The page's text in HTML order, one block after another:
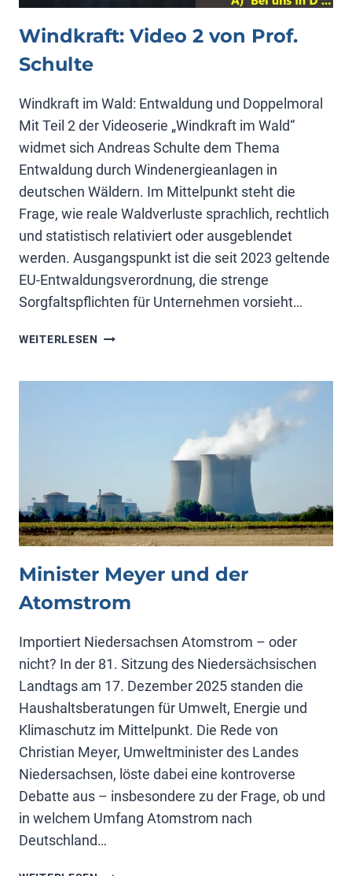
Windkraft: Video 2 von Prof.
Schulte
Windkraft im Wald: Entwaldung und Doppelmoral
Mit Teil 2 der Videoserie „Windkraft im Wald“
widmet sich Andreas Schulte dem Thema
Entwaldung durch Windenergieanlagen in
deutschen Wäldern. Im Mittelpunkt steht die
Frage, wie reale Waldverluste sprachlich, rechtlich
und statistisch relativiert oder ausgeblendet
werden. Ausgangspunkt ist die seit 2023 geltende
EU-Entwaldungsverordnung, die strenge
Sorgfaltspflichten für Unternehmen vorsieht…
WEITERLESEN WINDKRAFT:
Minister Meyer und der
Atomstrom
Importiert Niedersachsen Atomstrom – oder
nicht? In der 81. Sitzung des Niedersächsischen
Landtags am 17. Dezember 2025 standen die
Haushaltsberatungen für Umwelt, Energie und
Klimaschutz im Mittelpunkt. Die Rede von
Christian Meyer, Umweltminister des Landes
Niedersachsen, löste dabei eine kontroverse
Debatte aus – insbesondere zu der Frage, ob und
in welchem Umfang Atomstrom nach
Deutschland…